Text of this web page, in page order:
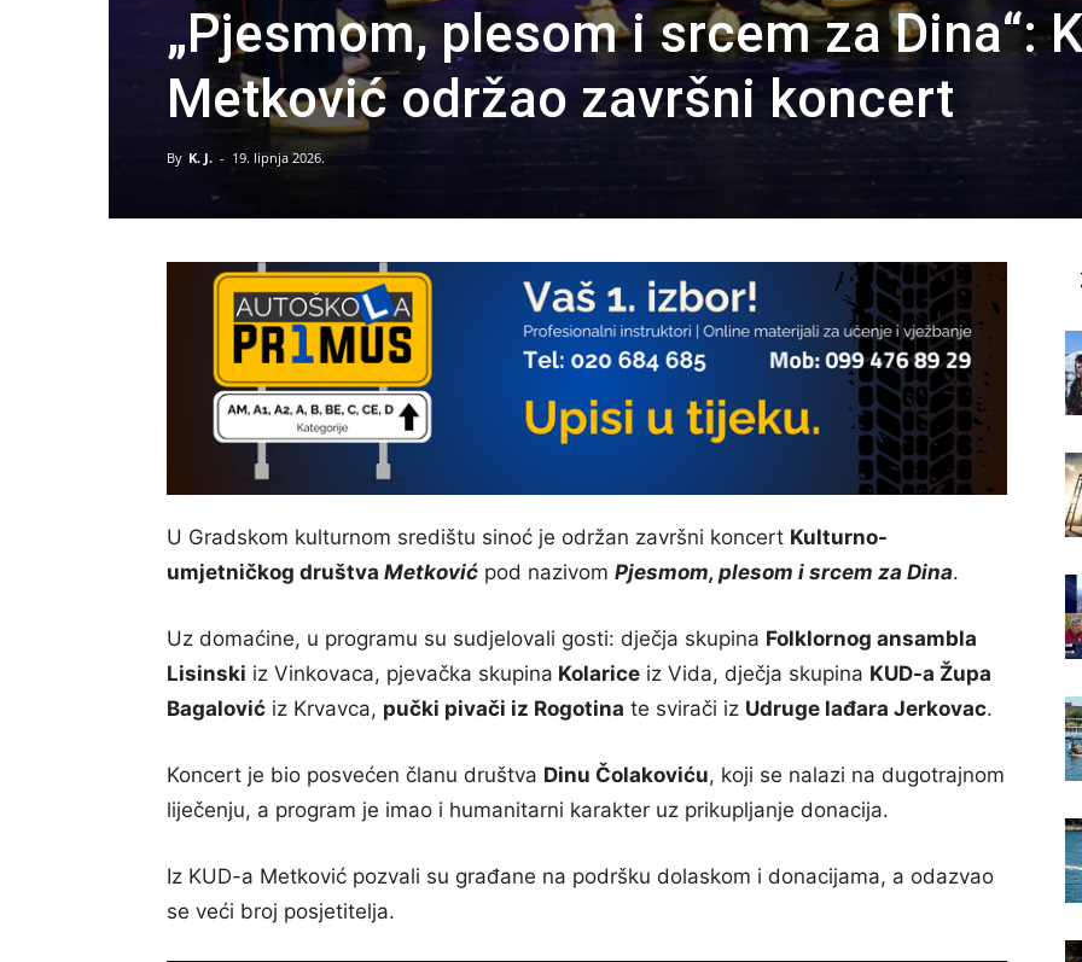
„Pjesmom, plesom i srcem za Dina“:
Metković održao završni koncert
By K. J. - 19. lipnja 2026.
U Gradskom kulturnom središtu sinoć je održan završni koncert Kulturno-
umjetničkog društva Metković pod nazivom Pjesmom, plesom i srcem za Dina.
Uz domaćine, u programu su sudjelovali gosti: dječja skupina Folklornog ansambla
Lisinski iz Vinkovaca, pjevačka skupina Kolarice iz Vida, dječja skupina KUD-a Župa
Bagalović iz Krvavca, pučki pivači iz Rogotina te svirači iz Udruge lađara Jerkovac.
Koncert je bio posvećen članu društva Dinu Čolakoviću, koji se nalazi na dugotrajnom
liječenju, a program je imao i humanitarni karakter uz prikupljanje donacija.
Iz KUD-a Metković pozvali su građane na podršku dolaskom i donacijama, a odazvao
se veći broj posjetitelja.